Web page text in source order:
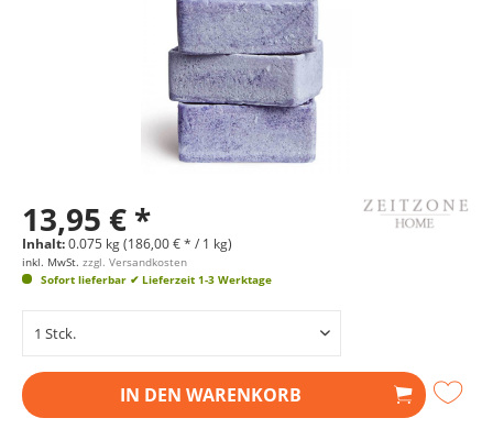
13,95 € *
Inhalt:0.075 kg (186,00 € * / 1 kg)
inkl. MwSt. zzgl. Versandkosten
Sofort lieferbar ✔ Lieferzeit 1-3 Werktage
IN DEN WARENKORB